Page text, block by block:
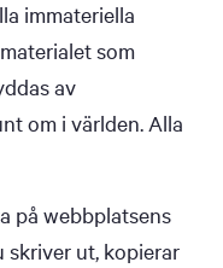
immateriella
som
av
om i världen. Alla
på webbplatsens
skriver ut, kopierar